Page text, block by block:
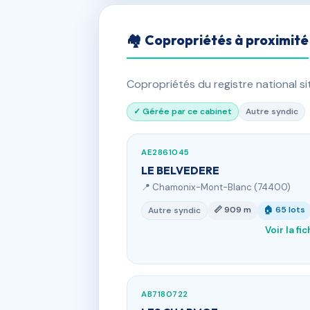
🏘 Copropriétés à proximité
Copropriétés du registre national
✓ Gérée par ce cabinet Autre syndic
AE2861045
LE BELVEDERE
📍 Chamonix-Mont-Blanc (74400)
Autre syndic 📏 909 m 🏠 65 lots
Voir la
AB7180722